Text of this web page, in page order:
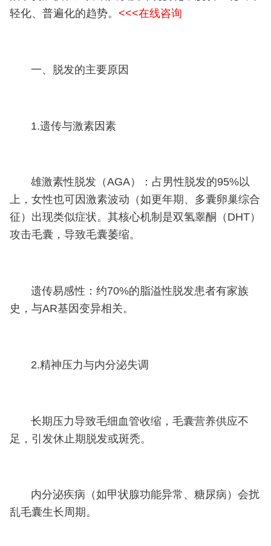
轻化、普遍化的趋势。 <<<在线咨询
一、脱发的主要原因
1.遗传与激素因素
雄激素性脱发（AGA）：占男性脱发的95%以
上，女性也可因激素波动（如更年期、多囊卵巢综合
征）出现类似症状。其核心机制是双氢睾酮（DHT）
攻击毛囊，导致毛囊萎缩。
遗传易感性：约70%的脂溢性脱发患者有家族
史，与AR基因变异相关。
2.精神压力与内分泌失调
长期压力导致毛细血管收缩，毛囊营养供应不
足，引发休止期脱发或斑秃。
内分泌疾病（如甲状腺功能异常、糖尿病）会扰
乱毛囊生长周期。